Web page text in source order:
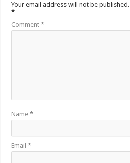
Your email address will not be published.
*
Comment*
Name*
Email*